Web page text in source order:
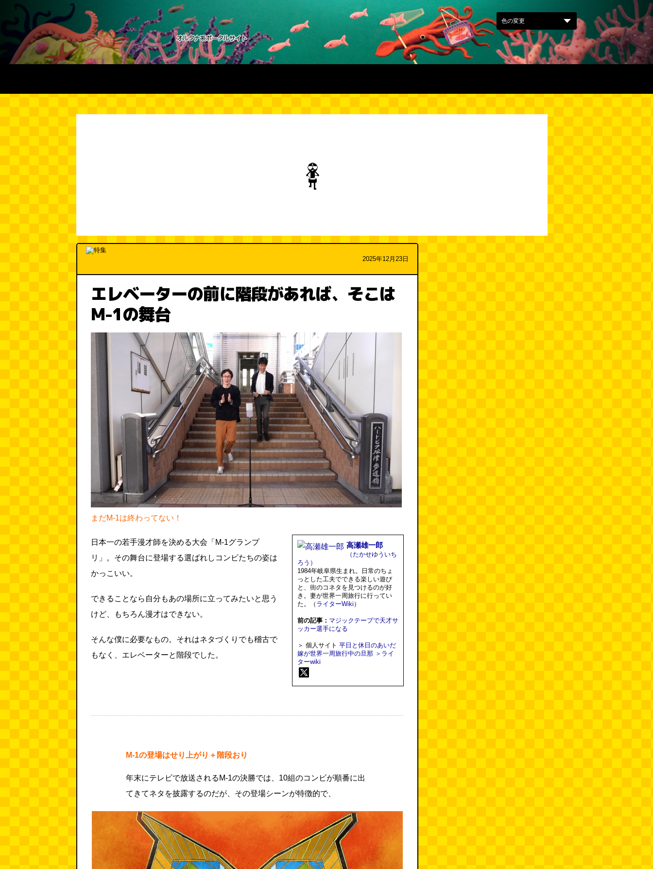
2025年12月23日
エレベーターの前に階段があれば、そこは
M-1の舞台
まだM-1は終わってない！
日本一の若手漫才師を決める大会「M-1グランプ
リ」。その舞台に登場する選ばれしコンビたちの姿は
かっこいい。
できることなら自分もあの場所に立ってみたいと思う
けど、もちろん漫才はできない。
そんな僕に必要なもの。それはネタづくりでも稽古で
もなく、エレベーターと階段でした。
高瀬雄一郎
（たかせゆういち
ろう）
1984年岐阜県生まれ。日常のちょ
っとした工夫でできる楽しい遊び
と、街のコネタを見つけるのが好
き。妻が世界一周旅行に行ってい
た。（ ライターWiki ）
前の記事： マジックテープで天才サ
ッカー選手になる
＞ 個人サイト 平日と休日のあいだ
嫁が世界一周旅行中の旦那 ＞ライ
ターwiki
M-1の登場はせり上がり＋階段おり
年末にテレビで放送されるM-1の決勝では、10組のコンビが順番に出
てきてネタを披露するのだが、その登場シーンが特徴的で、